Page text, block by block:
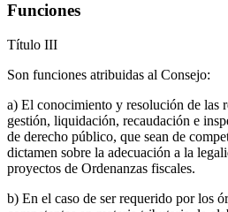
Funciones
Título III
Son funciones atribuidas al Consejo:
a) El conocimiento y resolución de las
gestión, liquidación, recaudación e
de derecho público, que sean de
dictamen sobre la adecuación a la
proyectos de Ordenanzas fiscales.
b) En el caso de ser requerido por los